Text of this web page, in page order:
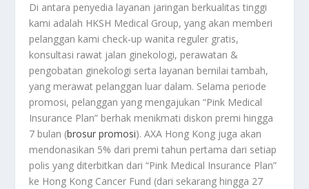
Di antara penyedia layanan jaringan berkualitas tinggi
kami adalah HKSH Medical Group, yang akan memberi
pelanggan kami check-up wanita reguler gratis,
konsultasi rawat jalan ginekologi, perawatan &
pengobatan ginekologi serta layanan bernilai tambah,
yang merawat pelanggan luar dalam. Selama periode
promosi, pelanggan yang mengajukan “Pink Medical
Insurance Plan” berhak menikmati diskon premi hingga
7 bulan (brosur promosi). AXA Hong Kong juga akan
mendonasikan 5% dari premi tahun pertama dari setiap
polis yang diterbitkan dari “Pink Medical Insurance Plan”
ke Hong Kong Cancer Fund (dari sekarang hingga 27